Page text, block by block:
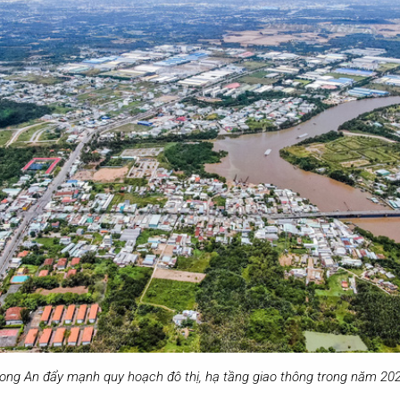
An đẩy mạnh quy hoạch đô thị, hạ tầng giao thông trong năm